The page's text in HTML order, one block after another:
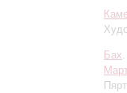
Бах